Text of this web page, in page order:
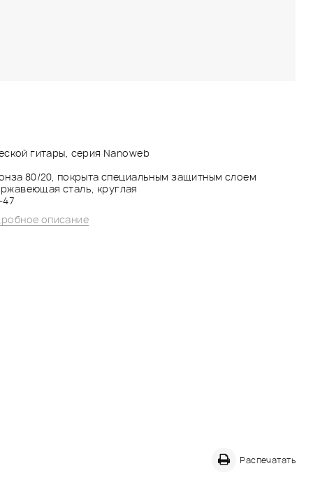
гитары, серия Nanoweb
80/20, покрыта специальным защитным слоем
сталь, круглая
описание
Распечатать